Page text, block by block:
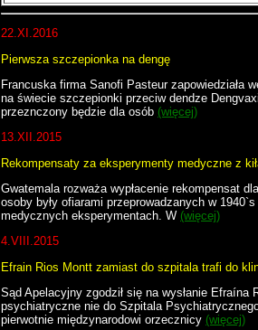
22.XI.2016
Pierwsza szczepionka na dengę
Francuska firma Sanofi Pasteur zapowiedziała
na świecie szczepionki przeciw dendze
przeznczony będzie dla osób (więcej)
13.XII.2015
Rekompensaty za eksperymenty medyczne z
Gwatemala rozważa wypłacenie rekompensat
osoby były ofiarami przeprowadzanych w
medycznych eksperymentach. W (więcej)
4.VIII.2015
Efrain Rios Montt zamiast do szpitala trafi do
Sąd Apelacyjny zgodził się na wysłanie Efraína
psychiatryczne nie do Szpitala
pierwotnie międzynarodowi orzecznicy (więcej)